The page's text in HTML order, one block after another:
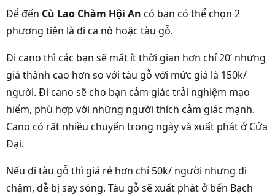
Để đến Cù Lao Chàm Hội An có bạn có thể chọn 2
phương tiện là đi ca nô hoặc tàu gỗ.
Đi cano thì các bạn sẽ mất ít thời gian hơn chỉ 20’ nhưng
giá thành cao hơn so với tàu gỗ với mức giá là 150k/
người. Đi cano sẽ cho bạn cảm giác trải nghiệm mạo
hiểm, phù hợp với những người thích cảm giác mạnh.
Cano có rất nhiều chuyến trong ngày và xuất phát ở Cửa
Đại.
Nếu đi tàu gỗ thì giá rẻ hơn chỉ 50k/ người nhưng đi
chậm, dễ bị say sóng. Tàu gỗ sẽ xuất phát ở bến Bạch